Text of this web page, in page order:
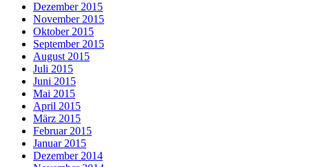
Dezember 2015
November 2015
Oktober 2015
September 2015
August 2015
Juli 2015
Juni 2015
Mai 2015
April 2015
März 2015
Februar 2015
Januar 2015
Dezember 2014